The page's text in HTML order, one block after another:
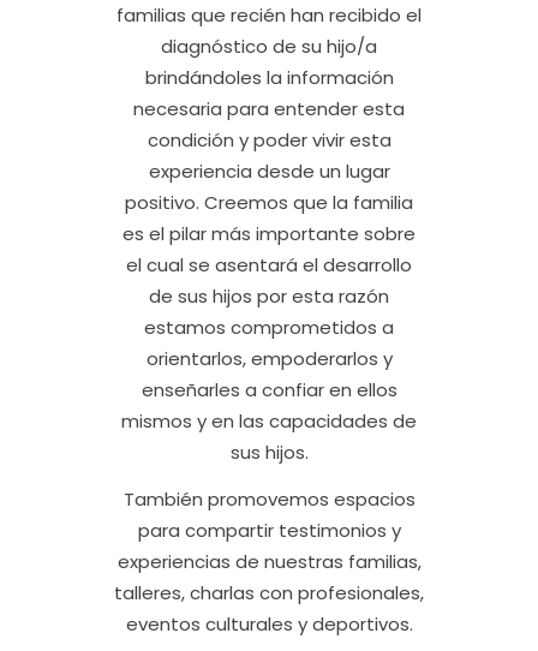
familias que recién han recibido el
diagnóstico de su hijo/a
brindándoles la información
necesaria para entender esta
condición y poder vivir esta
experiencia desde un lugar
positivo. Creemos que la familia
es el pilar más importante sobre
el cual se asentará el desarrollo
de sus hijos por esta razón
estamos comprometidos a
orientarlos, empoderarlos y
enseñarles a confiar en ellos
mismos y en las capacidades de
sus hijos.
También promovemos espacios
para compartir testimonios y
experiencias de nuestras familias,
talleres, charlas con profesionales,
eventos culturales y deportivos.